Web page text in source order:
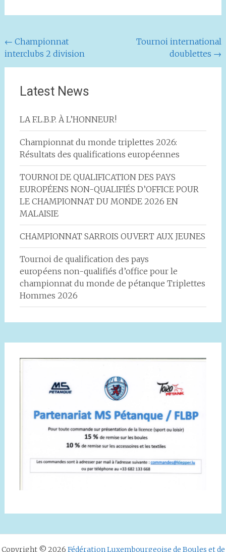
Navigation
de
← Championnat
interclubs 2 division
Tournoi international
doublettes →
Latest News
LA F.L.B.P. À L’HONNEUR!
Championnat du monde triplettes 2026:
Résultats des qualifications européennes
TOURNOI DE QUALIFICATION DES PAYS
EUROPÉENS NON-QUALIFIÉS D’OFFICE POUR
LE CHAMPIONNAT DU MONDE 2026 EN
MALAISIE
CHAMPIONNAT SARROIS OUVERT AUX JEUNES
Tournoi de qualification des pays
européens non-qualifiés d’office pour le
championnat du monde de pétanque Triplettes
Hommes 2026
Copyright © 2026 Fédération Luxembourgeoise de Boules et de